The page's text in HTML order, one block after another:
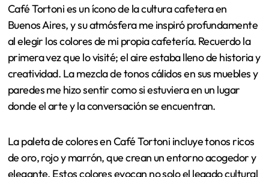
Café Tortoni es un ícono de la cultura cafetera en
Buenos Aires, y su atmósfera me inspiró profundamente
al elegir los colores de mi propia cafetería. Recuerdo la
primera vez que lo visité; el aire estaba lleno de historia y
creatividad. La mezcla de tonos cálidos en sus muebles y
paredes me hizo sentir como si estuviera en un lugar
donde el arte y la conversación se encuentran.
La paleta de colores en Café Tortoni incluye tonos ricos
de oro, rojo y marrón, que crean un entorno acogedor y
elegante. Estos colores evocan no solo el legado cultural